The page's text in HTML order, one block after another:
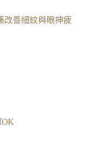
改善細紋與眼神疲
OK